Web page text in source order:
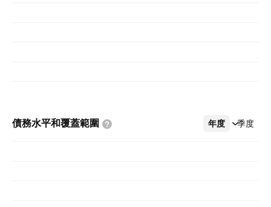
債務水平和覆蓋範圍 年度 季度
更多